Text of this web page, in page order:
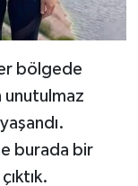
bölgede
unutulmaz
burada bir